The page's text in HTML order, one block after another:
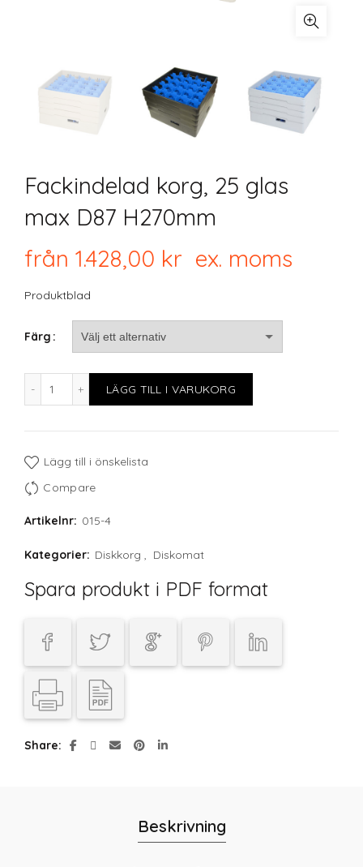
Fackindelad korg, 25 glas
max D87 H270mm
från 1.428,00 kr ex. moms
Produktblad
Färg
Fackindelad korg, 25 glas max D87 H270mm mängd
LÄGG TILL I VARUKORG
Lägg till i önskelista
Compare
Artikelnr: 015-4
Kategorier: Diskkorg , Diskomat
Spara produkt i PDF format
Share
Beskrivning